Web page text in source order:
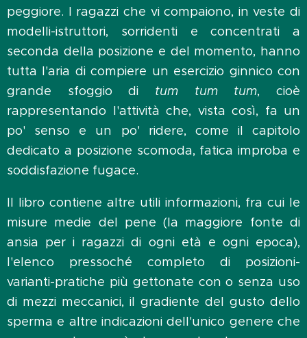
peggiore. I ragazzi che vi compaiono, in veste di
modelli-istruttori, sorridenti e concentrati a
seconda della posizione e del momento, hanno
tutta l'aria di compiere un esercizio ginnico con
grande sfoggio di tum tum tum, cioè
rappresentando l'attività che, vista così, fa un
po' senso e un po' ridere, come il capitolo
dedicato a posizione scomoda, fatica improba e
soddisfazione fugace.
Il libro contiene altre utili informazioni, fra cui le
misure medie del pene (la maggiore fonte di
ansia per i ragazzi di ogni età e ogni epoca),
l'elenco pressoché completo di posizioni-
varianti-pratiche più gettonate con o senza uso
di mezzi meccanici, il gradiente del gusto dello
sperma e altre indicazioni dell'unico genere che